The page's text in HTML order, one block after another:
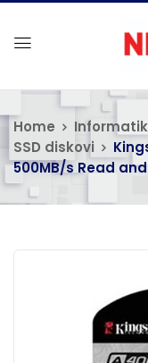
Home
SSD diskovi
500MB/s Read